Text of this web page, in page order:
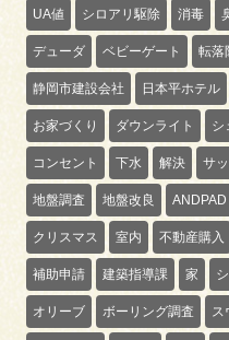
UA値 シロアリ駆除 消毒
デューダ ベビーゲート 転落
静岡市建設会社 日本平ホテル
お家づくり ダウンライト シ
コンセント 下水 解決 サ
地盤調査 地盤改良 ANDPAD
クリスマス 室内 不動産購入
補助申請 建築指導課 家
オリーブ ボーリング調査 ス